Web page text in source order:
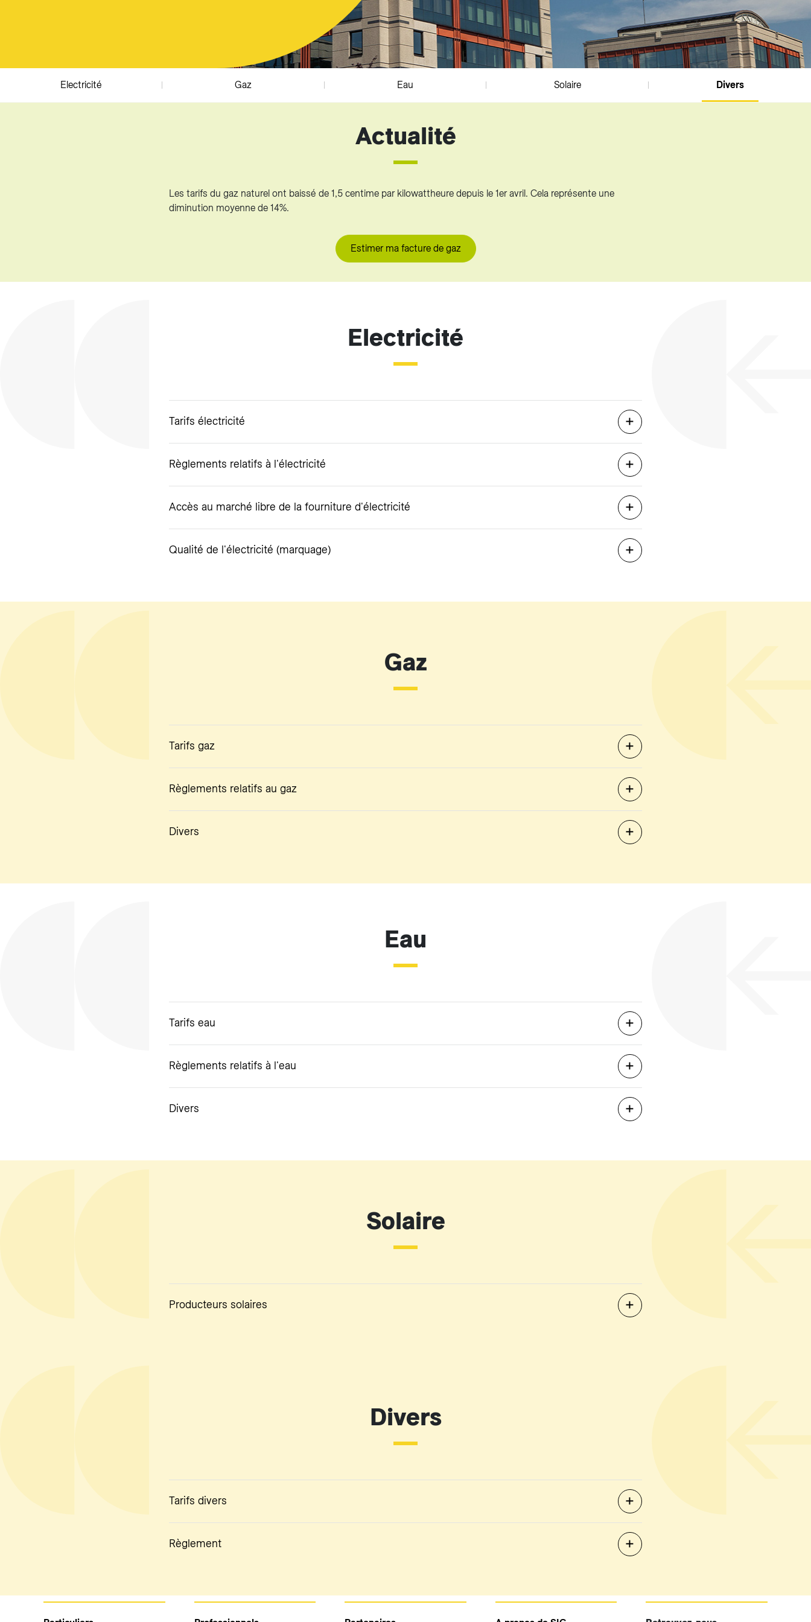
Biogaz et Fonds Gaz Vitale Vert
Tarifs et règlements
Electricité Gaz Eau Solaire Divers
Actualité
Les tarifs du gaz naturel ont baissé de 1,5 centime par kilowattheure depuis le 1er avril. Cela représente une
diminution moyenne de 14%.
Estimer ma facture de gaz
Electricité
Tarifs électricité
Règlements relatifs à l'électricité
Accès au marché libre de la fourniture d'électricité
Qualité de l'électricité (marquage)
Gaz
Tarifs gaz
Règlements relatifs au gaz
Divers
Eau
Tarifs eau
Règlements relatifs à l'eau
Divers
Solaire
Producteurs solaires
Divers
Tarifs divers
Règlement